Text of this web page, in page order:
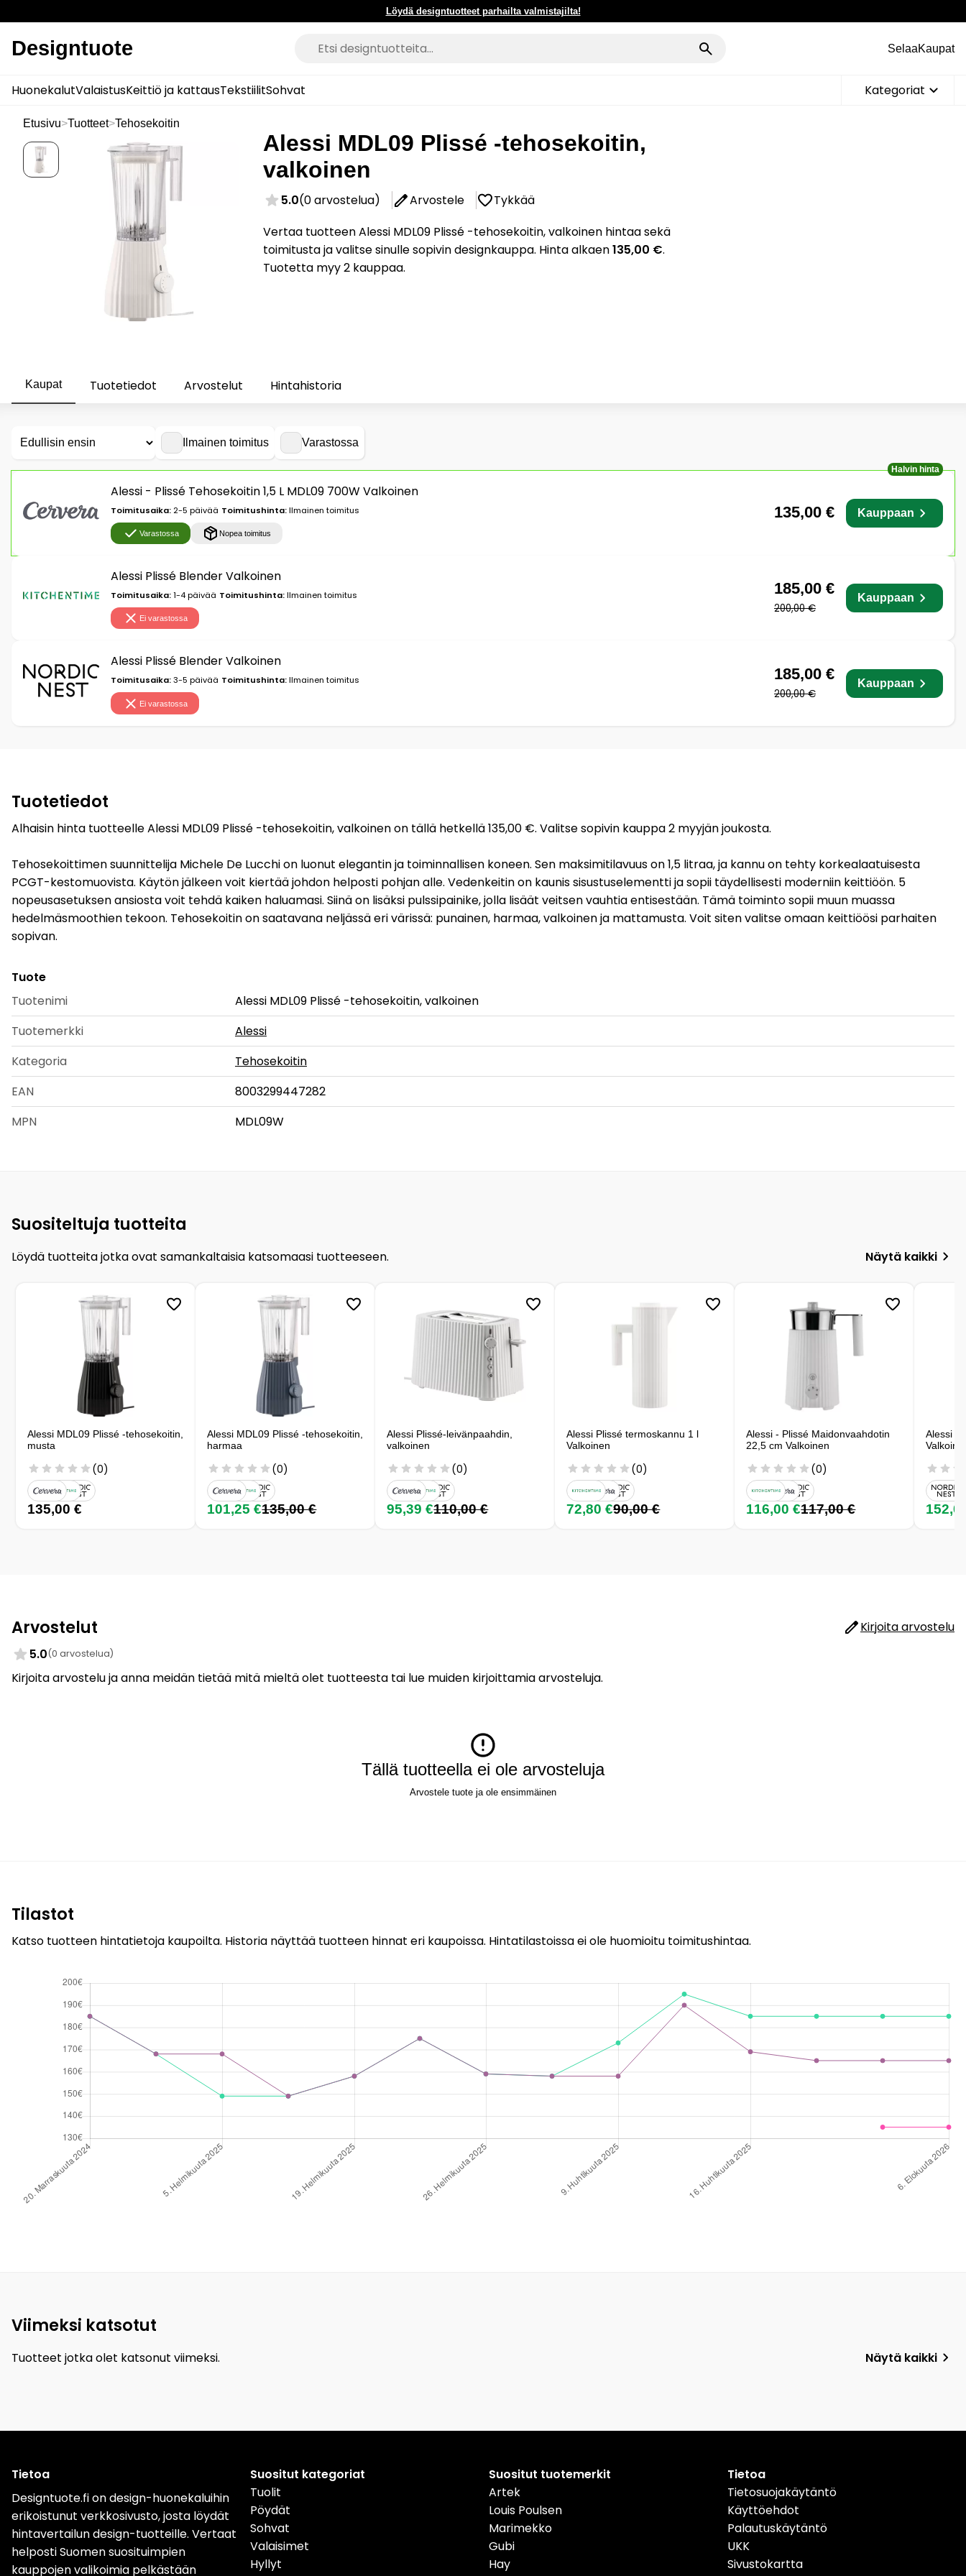
Löydä designtuotteet parhailta valmistajilta!
Designtuote SelaaKaupat
HuonekalutValaistusKeittiö ja kattausTekstiilitSohvat Kategoriat
Etusivu>Tuotteet>Tehosekoitin
Alessi MDL09 Plissé -tehosekoitin,
valkoinen
5.0(0 arvostelua) Arvostele
Tykkää
Vertaa tuotteen Alessi MDL09 Plissé -tehosekoitin, valkoinen hintaa sekä
toimitusta ja valitse sinulle sopivin designkauppa. Hinta alkaen135,00 €.
Tuotetta myy 2 kauppaa.
Kaupat Tuotetiedot Arvostelut Hintahistoria
Ilmainen toimitus Varastossa
Halvin hinta
Alessi - Plissé Tehosekoitin 1,5 L MDL09 700W Valkoinen
Toimitusaika: 2-5 päivää Toimitushinta:Ilmainen toimitus
Varastossa Nopea toimitus
135,00 € Kauppaan
Alessi Plissé Blender Valkoinen
Toimitusaika:1-4 päivää Toimitushinta:Ilmainen toimitus
Ei varastossa
185,00 €
200,00 €
Kauppaan
Alessi Plissé Blender Valkoinen
Toimitusaika:3-5 päivää Toimitushinta:Ilmainen toimitus
Ei varastossa
185,00 €
200,00 €
Kauppaan
Tuotetiedot
Alhaisin hinta tuotteelle Alessi MDL09 Plissé -tehosekoitin, valkoinen on tällä hetkellä 135,00 €. Valitse sopivin kauppa 2 myyjän joukosta.
Tehosekoittimen suunnittelija Michele De Lucchi on luonut elegantin ja toiminnallisen koneen. Sen maksimitilavuus on 1,5 litraa, ja kannu on tehty korkealaatuisesta
PCGT-kestomuovista. Käytön jälkeen voit kiertää johdon helposti pohjan alle. Vedenkeitin on kaunis sisustuselementti ja sopii täydellisesti moderniin keittiöön. 5
nopeusasetuksen ansiosta voit tehdä kaiken haluamasi. Siinä on lisäksi pulssipainike, jolla lisäät veitsen vauhtia entisestään. Tämä toiminto sopii muun muassa
hedelmäsmoothien tekoon. Tehosekoitin on saatavana neljässä eri värissä: punainen, harmaa, valkoinen ja mattamusta. Voit siten valitse omaan keittiöösi parhaiten
sopivan.
Tuote
Tuotenimi
Alessi MDL09 Plissé -tehosekoitin, valkoinen
Tuotemerkki
Alessi
Kategoria
Tehosekoitin
EAN
8003299447282
MPN
MDL09W
Suositeltuja tuotteita
Löydä tuotteita jotka ovat samankaltaisia katsomaasi tuotteeseen. Näytä kaikki
Alessi MDL09 Plissé -tehosekoitin,
musta
(0)
135,00 €
Alessi MDL09 Plissé -tehosekoitin,
harmaa
(0)
101,25 €135,00 €
Alessi Plissé-leivänpaahdin,
valkoinen
(0)
95,39 €110,00 €
Alessi Plissé termoskannu 1 l
Valkoinen
(0)
72,80 €90,00 €
Alessi - Plissé Maidonvaahdotin
22,5 cm Valkoinen
(0)
116,00 €117,00 €
Alessi
Arvostelut
Kirjoita arvostelu
5.0(0 arvostelua)
Kirjoita arvostelu ja anna meidän tietää mitä mieltä olet tuotteesta tai lue muiden kirjoittamia arvosteluja.
Tällä tuotteella ei ole arvosteluja
Arvostele tuote ja ole ensimmäinen
Tilastot
Katso tuotteen hintatietoja kaupoilta. Historia näyttää tuotteen hinnat eri kaupoissa. Hintatilastoissa ei ole huomioitu toimitushintaa.
Viimeksi katsotut
Tuotteet jotka olet katsonut viimeksi. Näytä kaikki
Tietoa
Designtuote.fi on design-huonekaluihin
erikoistunut verkkosivusto, josta löydät
hintavertailun design-tuotteille. Vertaat
helposti Suomen suosituimpien
kauppojen valikoimia pelkästään
Suositut kategoriat
Tuolit
Pöydät
Sohvat
Valaisimet
Hyllyt
Suositut tuotemerkit
Artek
Louis Poulsen
Marimekko
Gubi
Hay
Tietoa
Tietosuojakäytäntö
Käyttöehdot
Palautuskäytäntö
UKK
Sivustokartta